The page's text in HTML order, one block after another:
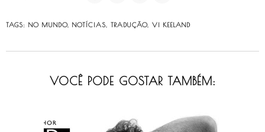
TAGS: NO MUNDO NOTÍCIAS TRADUÇÃO VI KEELAND
VOCÊ PODE GOSTAR TAMBÉM: